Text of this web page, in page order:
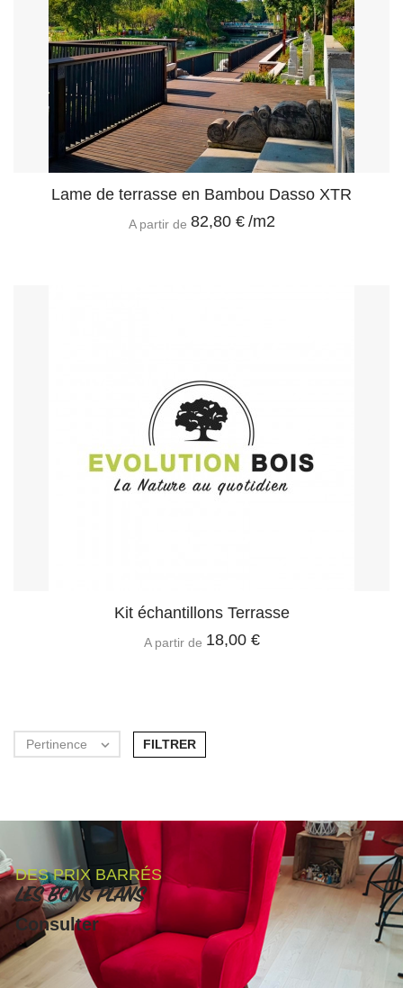
Lame de terrasse en Bambou Dasso XTR
A partir de 82,80 € /m2
Kit échantillons Terrasse
A partir de 18,00 €
Pertinence  FILTRER
DES PRIX BARRÉS
LES BONS PLANS
Consulter